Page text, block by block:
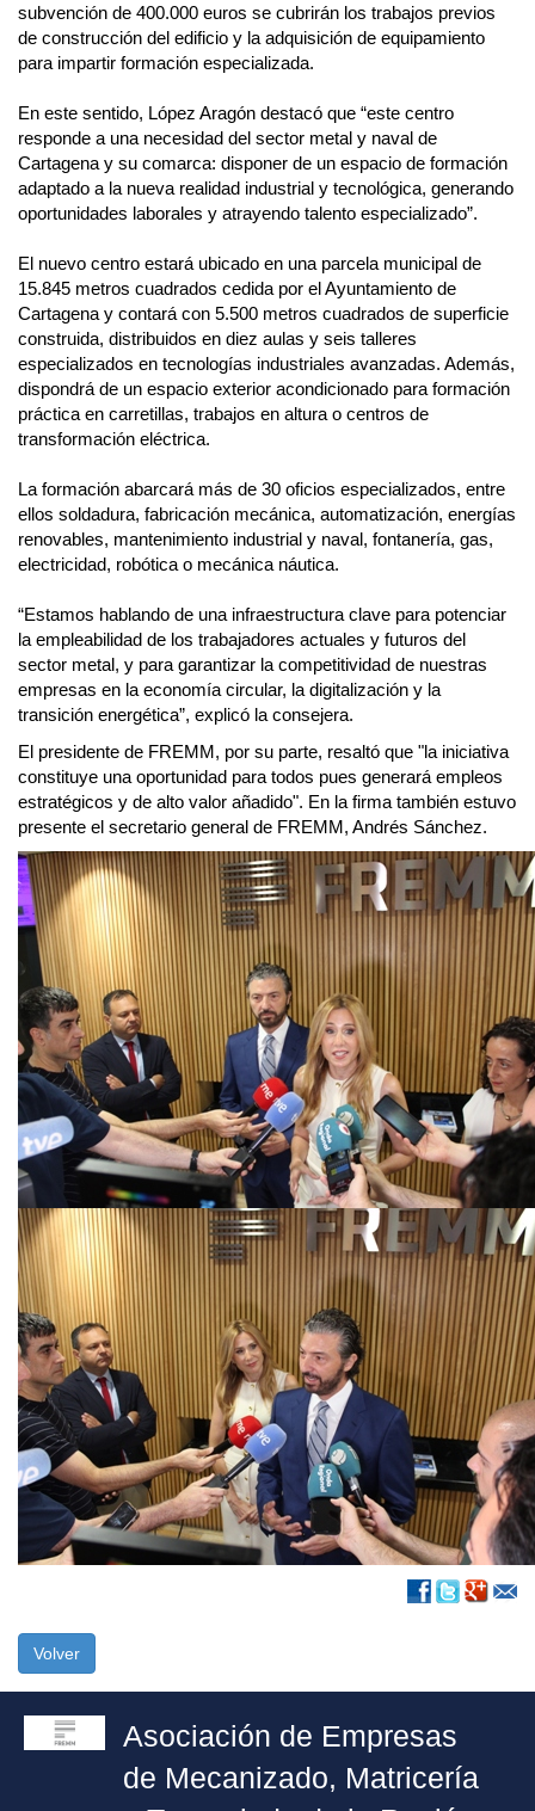
subvención de 400.000 euros se cubrirán los trabajos previos
de construcción del edificio y la adquisición de equipamiento
para impartir formación especializada.
En este sentido, López Aragón destacó que “este centro
responde a una necesidad del sector metal y naval de
Cartagena y su comarca: disponer de un espacio de formación
adaptado a la nueva realidad industrial y tecnológica, generando
oportunidades laborales y atrayendo talento especializado”.
El nuevo centro estará ubicado en una parcela municipal de
15.845 metros cuadrados cedida por el Ayuntamiento de
Cartagena y contará con 5.500 metros cuadrados de superficie
construida, distribuidos en diez aulas y seis talleres
especializados en tecnologías industriales avanzadas. Además,
dispondrá de un espacio exterior acondicionado para formación
práctica en carretillas, trabajos en altura o centros de
transformación eléctrica.
La formación abarcará más de 30 oficios especializados, entre
ellos soldadura, fabricación mecánica, automatización, energías
renovables, mantenimiento industrial y naval, fontanería, gas,
electricidad, robótica o mecánica náutica.
“Estamos hablando de una infraestructura clave para potenciar
la empleabilidad de los trabajadores actuales y futuros del
sector metal, y para garantizar la competitividad de nuestras
empresas en la economía circular, la digitalización y la
transición energética”, explicó la consejera.
El presidente de FREMM, por su parte, resaltó que "la iniciativa
constituye una oportunidad para todos pues generará empleos
estratégicos y de alto valor añadido". En la firma también estuvo
presente el secretario general de FREMM, Andrés Sánchez.
Volver
Asociación de Empresas
de Mecanizado, Matricería